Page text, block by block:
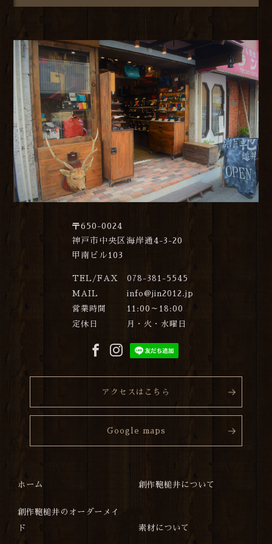
〒650-0024
神戸市中央区海岸通4-3-20
甲南ビル103
TEL/FAX
078-381-5545
MAIL
info@jin2012.jp
営業時間
11:00～18:00
定休日
月・火・水曜日
アクセスはこちら
Google maps
ホーム 創作鞄槌井について
創作鞄槌井のオーダーメイ
ド
素材について